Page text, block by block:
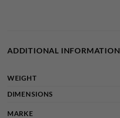
ADDITIONAL INFORMATION
WEIGHT
DIMENSIONS
MARKE